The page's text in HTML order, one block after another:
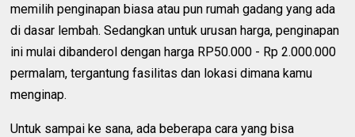
memilih penginapan biasa atau pun rumah gadang yang ada
di dasar lembah. Sedangkan untuk urusan harga, penginapan
ini mulai dibanderol dengan harga RP50.000 - Rp 2.000.000
permalam, tergantung fasilitas dan lokasi dimana kamu
menginap.
Untuk sampai ke sana, ada beberapa cara yang bisa